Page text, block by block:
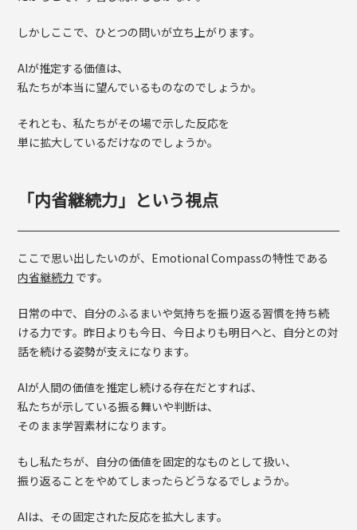
しかしここで、ひとつの問いが立ち上がります。
AIが推定する価値は、
私たちが本当に望んでいるものなのでしょうか。
それとも、私たちがその場で示した反応を
単に拡大しているだけなのでしょうか。
「内省継続力」という視点
ここで思い出したいのが、Emotional Compassの特性である
内省継続力 です。
日常の中で、自分のふるまいや気持ちを振り返る習慣を持ち続
ける力です。昨日よりも今日、今日よりも明日へと、自分との対
話を続ける姿勢が支えになります。
AIが人間の価値を推定し続ける存在だとすれば、
私たちが示している振る舞いや判断は、
そのまま学習素材になります。
もし私たちが、自分の価値を固定的なものとして扱い、
振り返ることをやめてしまったらどうなるでしょうか。
AIは、その固定された反応を拡大します。